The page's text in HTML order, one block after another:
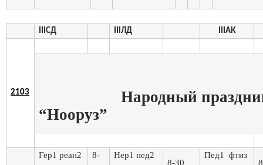
IIIСД IIIЛД IIIАК
2103
Народный
“Нооруз”
Гер1 реан2
8-
Нер1 пед2
8-30
Пед1 фтиз